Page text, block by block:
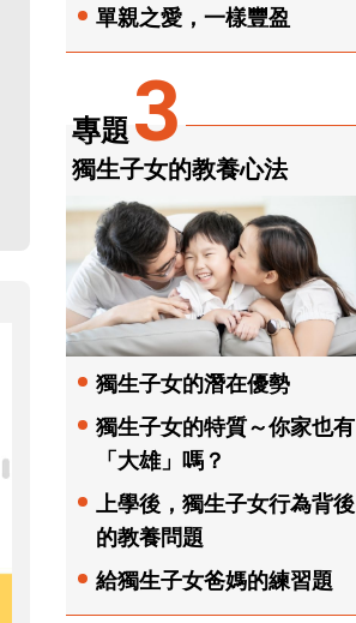
單親之愛，一樣豐盈
專題3
獨生子女的教養心法
獨生子女的潛在優勢
獨生子女的特質～你家也有
「大雄」嗎？
上學後，獨生子女行為背後
的教養問題
給獨生子女爸媽的練習題